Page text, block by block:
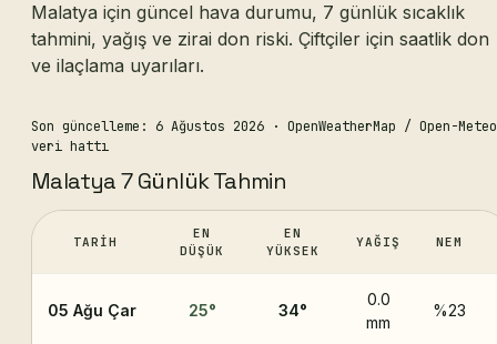
Malatya için güncel hava durumu, 7 günlük sıcaklık
tahmini, yağış ve zirai don riski. Çiftçiler için saatlik don
ve ilaçlama uyarıları.
Son güncelleme: 6 Ağustos 2026 · OpenWeatherMap / Open-Meteo
veri hattı
Malatya 7 Günlük Tahmin
TARIH
EN
DÜŞÜK
EN
YÜKSEK
YAĞIŞ NEM
05 Ağu Çar 25° 34°
0.0
mm
%23